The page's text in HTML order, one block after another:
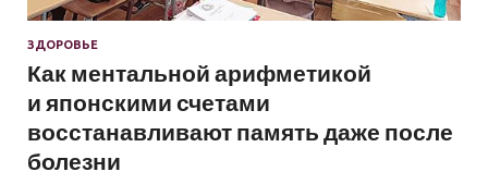
ЗДОРОВЬЕ
Как ментальной арифметикой
и японскими счетами
восстанавливают память даже после
болезни